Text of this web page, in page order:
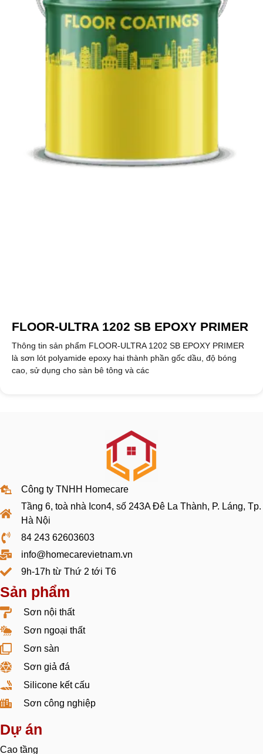
FLOOR-ULTRA 1202 SB EPOXY PRIMER
Thông tin sản phẩm FLOOR-ULTRA 1202 SB EPOXY PRIMER
là sơn lót polyamide epoxy hai thành phần gốc dầu, độ bóng
cao, sử dụng cho sàn bê tông và các
Công ty TNHH Homecare
Tầng 6, toà nhà Icon4, số 243A Đê La Thành, P. Láng, Tp.
Hà Nội
84 243 62603603
info@homecarevietnam.vn
9h-17h từ Thứ 2 tới T6
Sản phẩm
Sơn nội thất
Sơn ngoại thất
Sơn sàn
Sơn giả đá
Silicone kết cấu
Sơn công nghiệp
Dự án
Cao tầng